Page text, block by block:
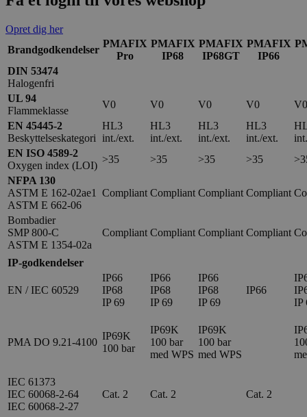
Opret dig her
Brandgodkendelser
PMAFIX
Pro
PMAFIX
IP68
PMAFIX
IP68GT
PMAFIX
IP66
DIN 53474
Halogenfri
UL 94
Flammeklasse
V0 V0 V0 V0
V0
EN 45445-2
Beskyttelseskategori
HL3
int./ext.
HL3
int./ext.
HL3
int./ext.
HL3
int./ext.
EN ISO 4589-2
Oxygen index (LOI)
>35 >35 >35 >35
NFPA 130
ASTM E 162-02ae1
ASTM E 662-06
Compliant Compliant Compliant Compliant
Bombadier
SMP 800-C
ASTM E 1354-02a
Compliant Compliant Compliant Compliant
IP-godkendelser
EN / IEC 60529
IP66
IP68
IP 69
IP66
IP68
IP 69
IP66
IP68
IP 69
IP66
IP
PMA DO 9.21-4100
IP69K
100 bar
IP69K
100 bar
med WPS
IP69K
100 bar
med WPS
IEC 61373
IEC 60068-2-64
IEC 60068-2-27
Cat. 2 Cat. 2 Cat. 2